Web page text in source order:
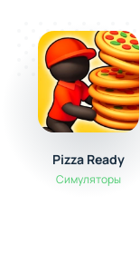
Pizza Ready
Симуляторы